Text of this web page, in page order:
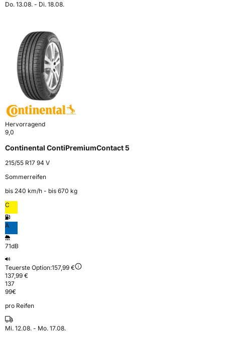
Do. 13.08. - Di. 18.08.
Hervorragend
9,0
Continental ContiPremiumContact 5
215/55 R17 94 V
Sommerreifen
bis 240 km⁠/⁠h - bis 670 kg
C
A
71dB
Teuerste Option:157,99 €
137,99 €
137
99€
pro Reifen
Mi. 12.08. - Mo. 17.08.